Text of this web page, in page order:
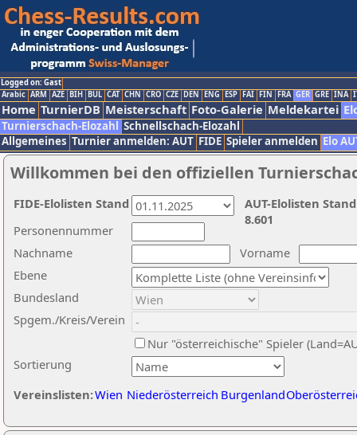
Logged on: Gast
Arabic ARM AZE BIH BUL CAT CHN CRO CZE DEN ENG ESP FAI FIN FRA GER GRE INA
Home TurnierDB Meisterschaft Foto-Galerie Meldekartei
Turnierschach-Elozahl Schnellschach-Elozahl
Allgemeines Turnier anmelden: AUT FIDE Spieler anmelden Elo
Willkommen bei den offiziellen
Nachname
Vorname
Ebene
Sortierung
Personennummer
Bundesland
Spgem./Kreis/Verein
Nur "österreichische" Spieler
Vereinslisten:Wien Niederösterreich Burgenland
AUT-Elolisten
8.601
FIDE-Elolisten Stand